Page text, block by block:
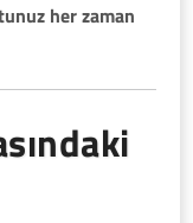
her zaman